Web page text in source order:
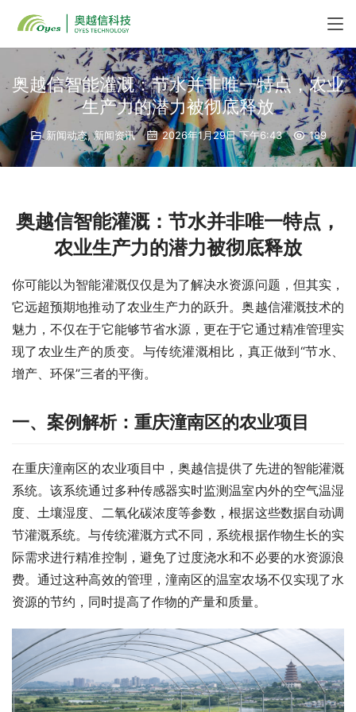
奥越信智能灌溉：节水并非唯一特点，农业
生产力的潜力被彻底释放
新闻动态,新闻资讯 2026年1月29日 下午6:43 189
奥越信智能灌溉：节水并非唯一特点 ，
农业生产力的潜力被彻底释放
你可能以为智能灌溉仅仅是为了解决水资源问题，但其实，
它远超预期地推动了农业生产力的跃升。奥越信灌溉技术的
魅力，不仅在于它能够节省水源，更在于它通过精准管理实
现了农业生产的质变。与传统灌溉相比，真正做到“节水、
增产、环保”三者的平衡。
一、 案例解析：重庆潼南区的农业项目
在重庆潼南区的农业项目中，奥越信提供了先进的智能灌溉
系统。该系统通过多种传感器实时监测温室内外的空气温湿
度、土壤湿度、二氧化碳浓度等参数，根据这些数据自动调
节灌溉系统。与传统灌溉方式不同，系统根据作物生长的实
际需求进行精准控制，避免了过度浇水和不必要的水资源浪
费。通过这种高效的管理，潼南区的温室农场不仅实现了水
资源的节约，同时提高了作物的产量和质量。